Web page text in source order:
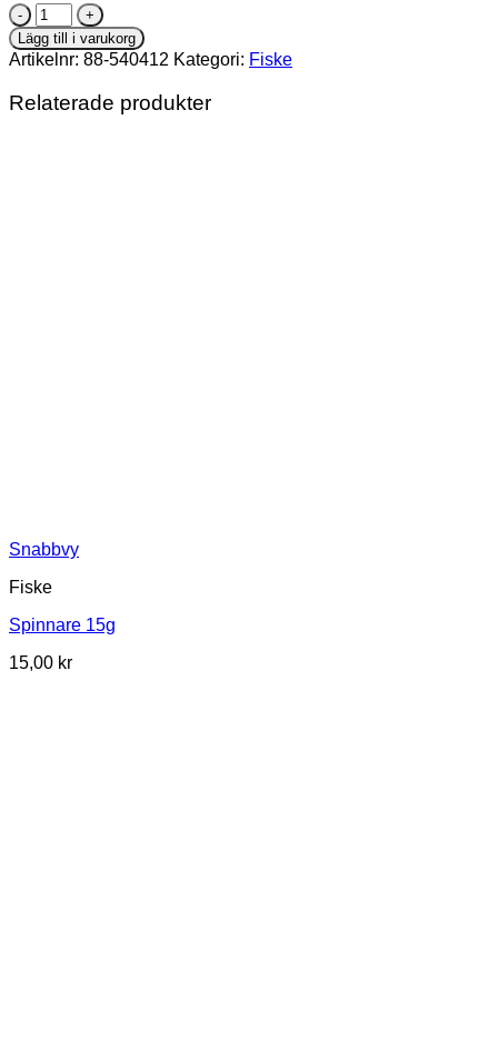
Spinnare
13g
mängd
Lägg till i varukorg
Artikelnr: 88-540412 Kategori: Fiske
Relaterade produkter
Snabbvy
Fiske
Spinnare 15g
15,00 kr